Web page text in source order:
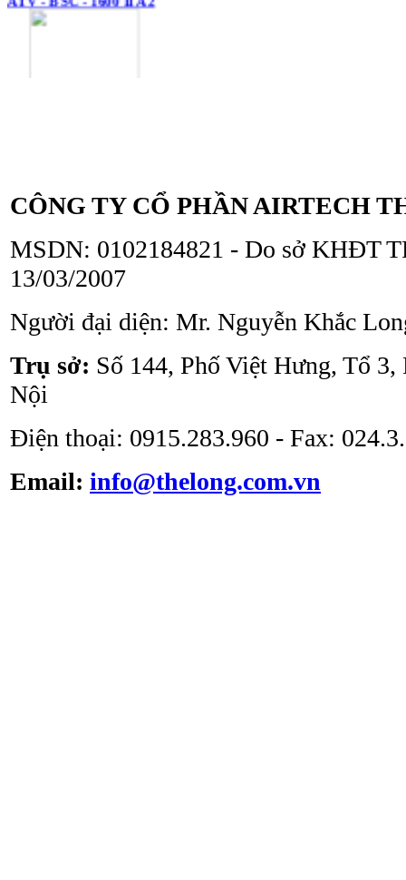
Tủ an toàn sinh học
ATV - BSC - 1000 II A2
Tủ cấy vô trùng ATV -
CÔNG TY CỔ PHẦN AIRTECH
MSDN: 0102184821 - Do sở KHĐT
13/03/2007
Người đại diện: Mr. Nguyễn Khắc
Trụ sở: Số 144, Phố Việt Hưng, Tổ
Nội
Điện thoại: 0915.283.960 - Fax:
Email: info@thelong.com.vn